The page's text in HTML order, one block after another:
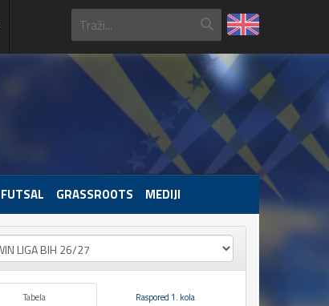
FUTSAL GRASSROOTS MEDIJI
Tabela Raspored 1. kola